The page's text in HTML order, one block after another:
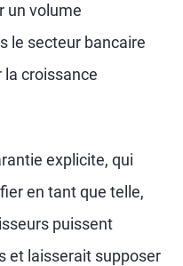
un volume
le secteur bancaire
croissance
explicite, qui
en tant que telle,
puissent
et laisserait supposer